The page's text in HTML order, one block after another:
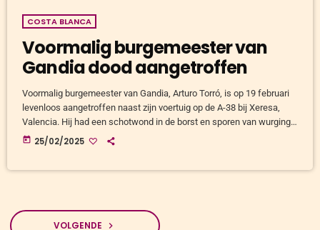
COSTA BLANCA
Voormalig burgemeester van
Gandia dood aangetroffen
Voormalig burgemeester van Gandia, Arturo Torró, is op 19 februari
levenloos aangetroffen naast zijn voertuig op de A-38 bij Xeresa,
Valencia. Hij had een schotwond in de borst en sporen van wurging.
Zijn partner was ter plaatse en schakelde de hulpdiensten in. De
today 25/02/2025
VOLGENDE navigate_next